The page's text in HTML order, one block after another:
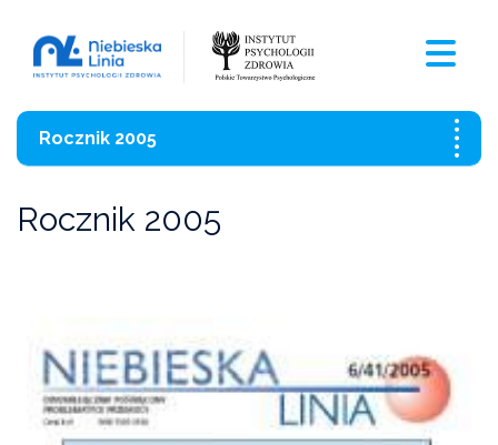
Rocznik 2005
Pobierz wersje PDF
Videocasty
Rocznik 2005